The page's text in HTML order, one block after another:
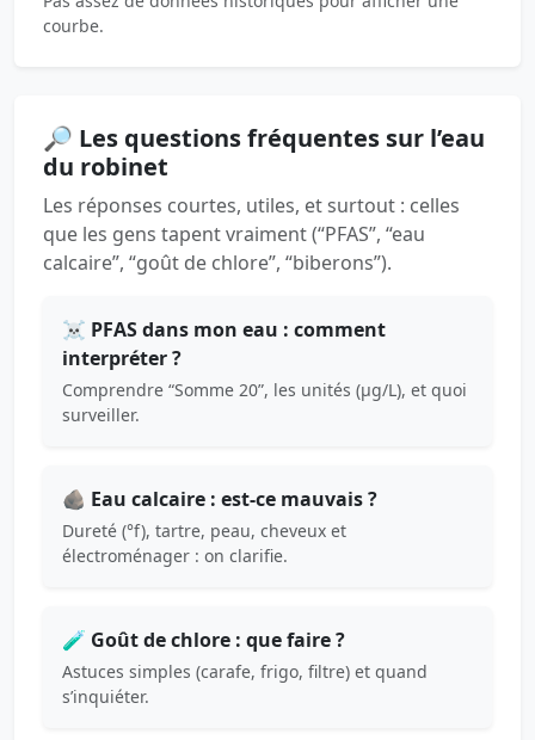
courbe.
🔎 Les questions fréquentes sur l’eau
du robinet
Les réponses courtes, utiles, et surtout : celles
que les gens tapent vraiment (“PFAS”, “eau
calcaire”, “goût de chlore”, “biberons”).
☠️ PFAS dans mon eau : comment
interpréter ?
Comprendre “Somme 20”, les unités (µg/L), et quoi
surveiller.
🪨 Eau calcaire : est-ce mauvais ?
Dureté (°f), tartre, peau, cheveux et
électroménager : on clarifie.
🧪 Goût de chlore : que faire ?
Astuces simples (carafe, frigo, filtre) et quand
s’inquiéter.